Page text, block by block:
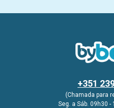
+351
(Chamada para
Seg. a Sáb. 09h30